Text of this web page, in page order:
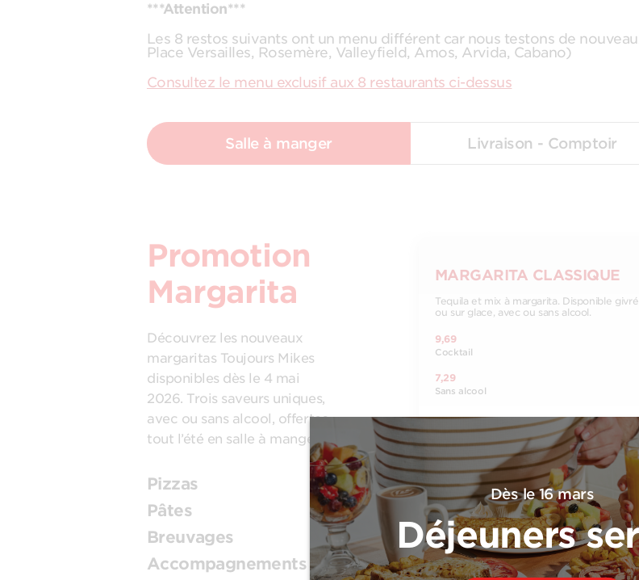
***Attention***
Les 8 restos suivants ont un menu différent car nous testons de
Place Versailles, Rosemère, Valleyfield, Amos, Arvida, Cabano)
Consultez le menu exclusif aux 8 restaurants ci-dessus
Salle à manger Livraison - Comptoir
Promotion
Margarita
Découvrez les nouveaux
margaritas Toujours Mikes
disponibles dès le 4 mai
2026. Trois saveurs uniques,
avec ou sans alcool, offertes
tout l’été en salle à manger.
Pizzas
Pâtes
Breuvages
Accompagnements
MARGARITA CLASSIQUE
Tequila et mix à margarita. Disponible givré
ou sur glace, avec ou sans alcool.
9,69
Cocktail
7,29
Sans alcool
MARGARITA AZUL
Tequila, Curaçao, sirop de pêche Monsieur
Cocktail et jus de lime. Disponible givré ou
sur glace, avec ou sans alcool.
Dès le 16 mars
Déjeuners